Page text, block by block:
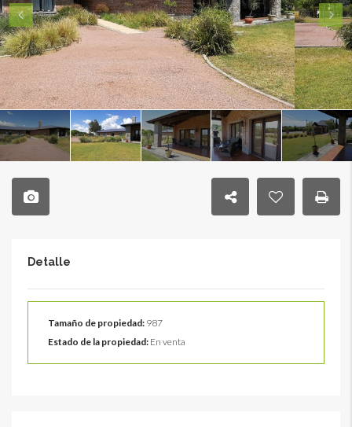
Detalle
Tamaño de propiedad: 987
Estado de la propiedad: En venta